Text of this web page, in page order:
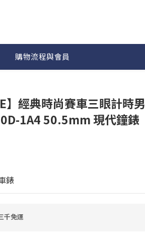
購物流程與會員
】經典時尚賽車三眼計時男
1A4 50.5mm 現代鐘錶
錶
千免運